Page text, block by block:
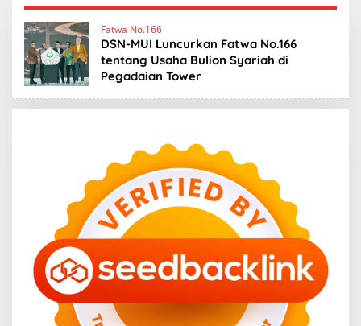
Fatwa No.166
DSN-MUI Luncurkan Fatwa No.166
tentang Usaha Bulion Syariah di
Pegadaian Tower